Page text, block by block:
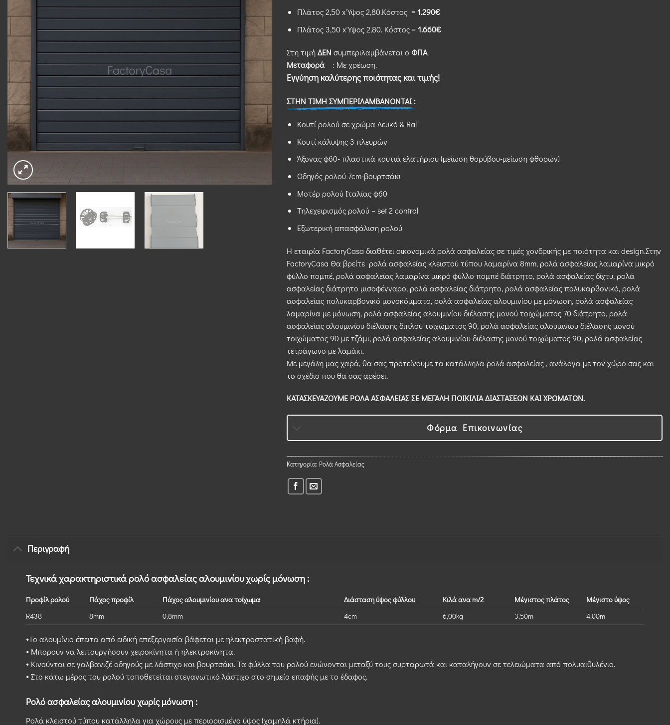
Πλάτος 2,50 x Ύψος 2,80.Κόστος =1.290€
Πλάτος 3,50 x Ύψος 2,80. Κόστος =1.660€
Στη τιμήΔΕΝ συμπεριλαμβάνεται ο ΦΠΑ.
Μεταφορά : Με χρέωση.
Εγγύηση καλύτερης ποιότητας και τιμής!
ΣΤΗΝ ΤΙΜΗ ΣΥΜΠΕΡΙΛΑΜΒΑΝΟΝΤΑΙ :
Κουτί ρολού σε χρώμα Λευκό & Ral
Κουτί κάλυψης 3 πλευρών
Άξονας φ60- πλαστικά κουτιά ελατήριου (μείωση θορύβου-μείωση φθορών)
Οδηγός ρολού 7cm-βουρτσάκι
Μοτέρ ρολού Ιταλίας φ60
Τηλεχειρισμός ρολού – set 2 control
Εξωτερική απασφάλιση ρολού
Η εταιρία FactoryCasa διαθέτει οικονομικά ρολά ασφαλείας σε τιμές χονδρικής με ποιότητα και design.Στην
FactoryCasa Θα βρείτε ρολά ασφαλείας κλειστού τύπου λαμαρίνα 8mm, ρολά ασφαλείας λαμαρίνα μικρό
φύλλο πομπέ, ρολά ασφαλείας λαμαρίνα μικρό φύλλο πομπέ διάτρητο, ρολά ασφαλείας δίχτυ, ρολά
ασφαλείας διάτρητο μισοφέγγαρο, ρολά ασφαλείας διάτρητο, ρολά ασφαλείας πολυκαρβονικό, ρολά
ασφαλείας πολυκαρβονικό μονοκόμματο, ρολά ασφαλείας αλουμινίου με μόνωση, ρολά ασφαλείας
λαμαρίνα με μόνωση, ρολά ασφαλείας αλουμινίου διέλασης μονού τοιχώματος 70 διάτρητο, ρολά
ασφαλείας αλουμινίου διέλασης διπλού τοιχώματος 90, ρολά ασφαλείας αλουμινίου διέλασης μονού
τοιχώματος 90 με τζάμι, ρολά ασφαλείας αλουμινίου διέλασης μονού τοιχώματος 90, ρολά ασφαλείας
τετράγωνο με λαμάκι.
Με μεγάλη μας χαρά, θα σας προτείνουμε τα κατάλληλα ρολά ασφαλείας , ανάλογα με τον χώρο σας και
το σχέδιο που θα σας αρέσει.
ΚΑΤΑΣΚΕΥΑΖΟΥΜΕ ΡΟΛΑ ΑΣΦΑΛΕΙΑΣ ΣΕ ΜΕΓΑΛΗ ΠΟΙΚΙΛΙΑ ΔΙΑΣΤΑΣΕΩΝ ΚΑΙ ΧΡΩΜΑΤΩΝ.
Φόρμα Επικοινωνίας
Κατηγορία: Ρολά Ασφαλείας
Περιγραφή
Τεχνικά χαρακτηριστικά ρολό ασφαλείας αλουμινίου χωρίς μόνωση :
Προφίλ ρολού Πάχος προφίλ Πάχος αλουμινίου ανα τοίχωμα Διάσταση ύψος φύλλου Κιλά ανα m/2 Μέγιστος πλάτος
Μέγιστο ύψος
R438
8mm 0,8mm 4cm 6,00kg 3,50m 4,00m
⦁Το αλουμίνιο έπειτα από ειδική επεξεργασία βάφεται με ηλεκτροστατική βαφή.
⦁ Μπορούν να λειτουργήσουν χειροκίνητα ή ηλεκτροκίνητα.
⦁ Κινούνται σε γαλβανιζέ οδηγούς με λάστιχο και βουρτσάκι. Τα φύλλα του ρολού ενώνονται μεταξύ τους συρταρωτά και καταλήγουν σε τελειώματα από πολυαιθυλένιο.
⦁ Στο κάτω μέρος του ρολού τοποθετείται στεγανωτικό λάστιχο στο σημείο επαφής με το έδαφος.
Ρολό ασφαλείας αλουμινίου χωρίς μόνωση :
Ρολά κλειστού τύπου κατάλληλα για χώρους με περιορισμένο ύψος (χαμηλά κτήρια).